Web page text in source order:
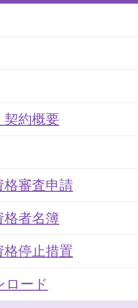
契約概要
格審査申請
格者名簿
格停止措置
ロード